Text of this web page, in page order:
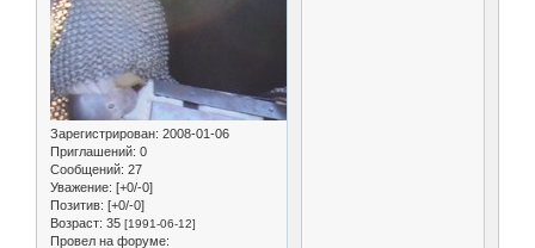
Зарегистрирован: 2008-01-06
Приглашений: 0
Сообщений: 27
Уважение: [+0/-0]
Позитив: [+0/-0]
Возраст: 35 [1991-06-12]
Провел на форуме: